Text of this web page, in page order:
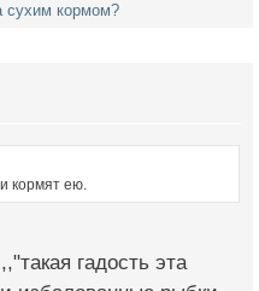
сухим кормом?
кормят ею.
гадость эта